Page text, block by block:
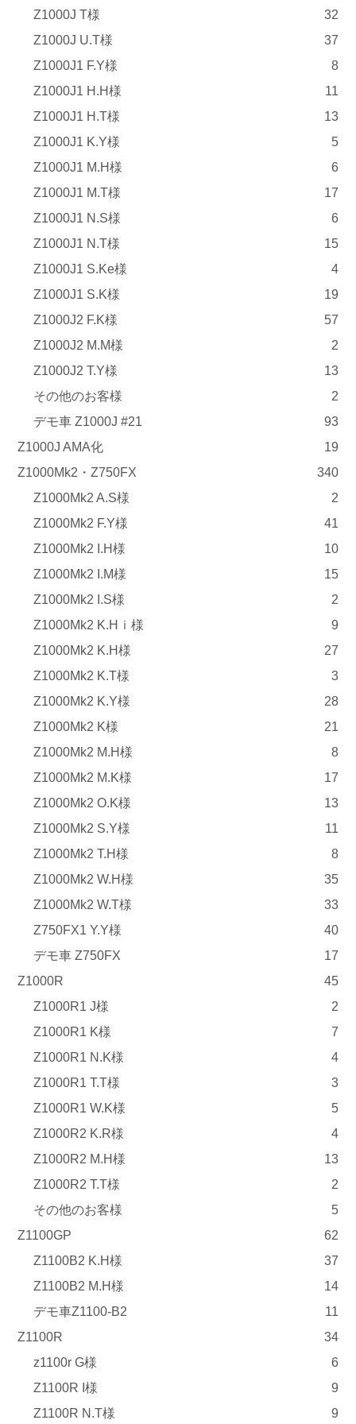
Z1000J T様
32
Z1000J U.T様
37
Z1000J1 F.Y様
8
Z1000J1 H.H様
11
Z1000J1 H.T様
13
Z1000J1 K.Y様
5
Z1000J1 M.H様
6
Z1000J1 M.T様
17
Z1000J1 N.S様
6
Z1000J1 N.T様
15
Z1000J1 S.Ke様
4
Z1000J1 S.K様
19
Z1000J2 F.K様
57
Z1000J2 M.M様
2
Z1000J2 T.Y様
13
その他のお客様
2
デモ車 Z1000J #21
93
Z1000J AMA化
19
Z1000Mk2・Z750FX
340
Z1000Mk2 A.S様
2
Z1000Mk2 F.Y様
41
Z1000Mk2 I.H様
10
Z1000Mk2 I.M様
15
Z1000Mk2 I.S様
2
Z1000Mk2 K.Hｉ様
9
Z1000Mk2 K.H様
27
Z1000Mk2 K.T様
3
Z1000Mk2 K.Y様
28
Z1000Mk2 K様
21
Z1000Mk2 M.H様
8
Z1000Mk2 M.K様
17
Z1000Mk2 O.K様
13
Z1000Mk2 S.Y様
11
Z1000Mk2 T.H様
8
Z1000Mk2 W.H様
35
Z1000Mk2 W.T様
33
Z750FX1 Y.Y様
40
デモ車 Z750FX
17
Z1000R
45
Z1000R1 J様
2
Z1000R1 K様
7
Z1000R1 N.K様
4
Z1000R1 T.T様
3
Z1000R1 W.K様
5
Z1000R2 K.R様
4
Z1000R2 M.H様
13
Z1000R2 T.T様
2
その他のお客様
5
Z1100GP
62
Z1100B2 K.H様
37
Z1100B2 M.H様
14
デモ車Z1100-B2
11
Z1100R
34
z1100r G様
6
Z1100R I様
9
Z1100R N.T様
9